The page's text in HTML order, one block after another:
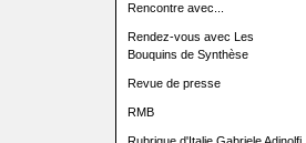
Rencontre avec...
Rendez-vous avec Les
Bouquins de Synthèse
Revue de presse
RMB